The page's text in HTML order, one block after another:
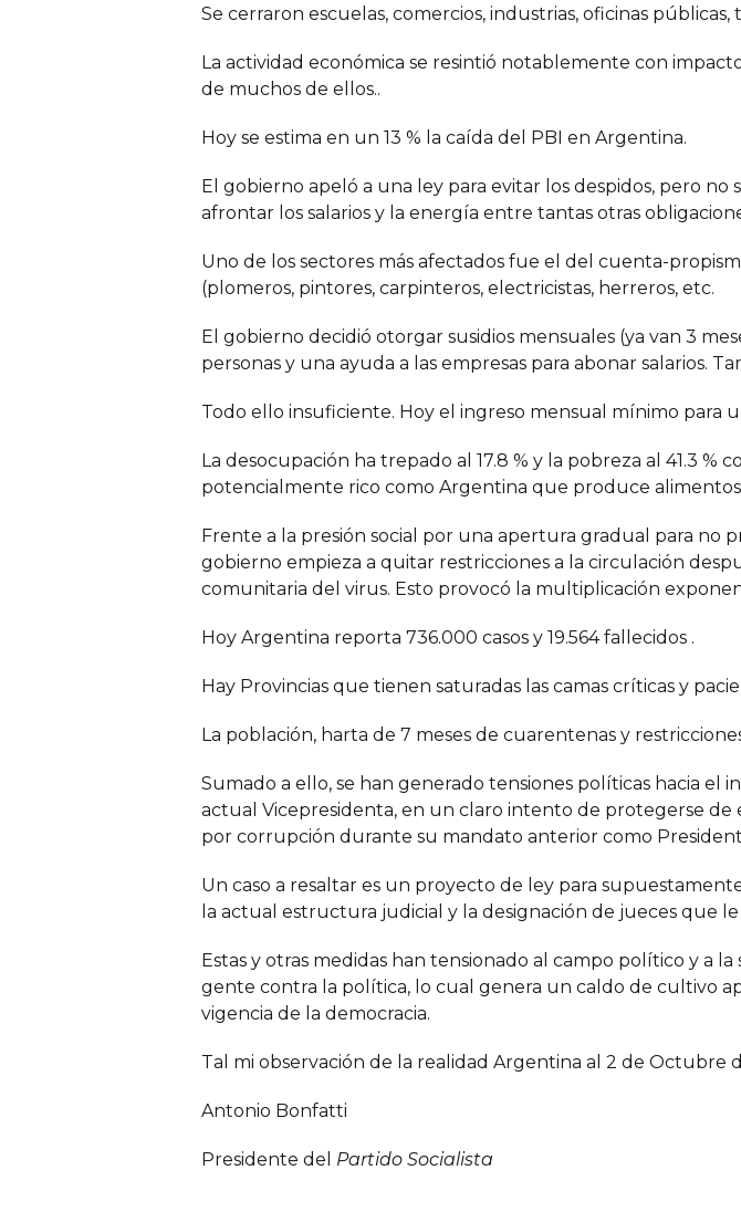
Se cerraron escuelas, comercios, industrias, oficinas
La actividad económica se resintió notablemente con
de muchos de ellos..
Hoy se estima en un 13 % la caída del PBI en Argentina.
El gobierno apeló a una ley para evitar los despidos, pero
afrontar los salarios y la energía entre tantas otras
Uno de los sectores más afectados fue el del cuenta-
(plomeros, pintores, carpinteros, electricistas, herreros, etc.
El gobierno decidió otorgar susidios mensuales (ya van 3
personas y una ayuda a las empresas para abonar salarios.
Todo ello insuficiente. Hoy el ingreso mensual mínimo para
La desocupación ha trepado al 17.8 % y la pobreza al 41.3 %
potencialmente rico como Argentina que produce
Frente a la presión social por una apertura gradual para no
gobierno empieza a quitar restricciones a la circulación
comunitaria del virus. Esto provocó la multiplicación
Hoy Argentina reporta 736.000 casos y 19.564 fallecidos .
Hay Provincias que tienen saturadas las camas críticas y
La población, harta de 7 meses de cuarentenas y
Sumado a ello, se han generado tensiones políticas hacia
actual Vicepresidenta, en un claro intento de protegerse de
por corrupción durante su mandato anterior como
Un caso a resaltar es un proyecto de ley para
la actual estructura judicial y la designación de jueces que
Estas y otras medidas han tensionado al campo político y a
gente contra la política, lo cual genera un caldo de cultivo
vigencia de la democracia.
Tal mi observación de la realidad Argentina al 2 de Octubre
Antonio Bonfatti
Presidente del Partido Socialista